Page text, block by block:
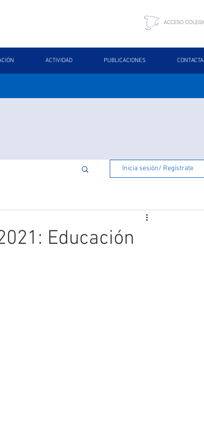
ACTIVIDAD PUBLICACIONES CONTACTA
Inicia sesión/ Regístrate
Educación